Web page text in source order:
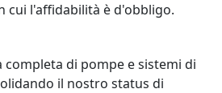
cui l'affidabilità è d'obbligo.
di pompe e sistemi di
il nostro status di